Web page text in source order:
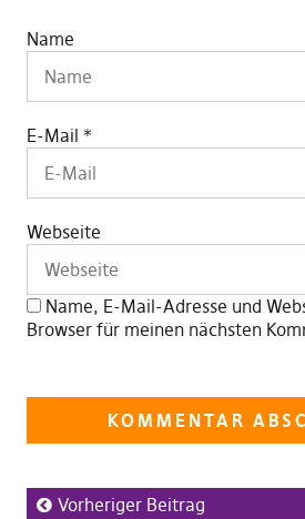
Name
E-Mail *
Webseite
Name, E-Mail-Adresse und
Browser für meinen nächsten
Vorheriger Beitrag